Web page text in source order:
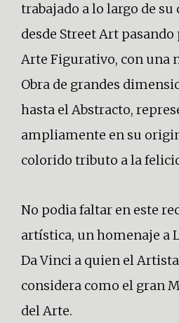
trabajado a lo largo de su
desde Street Art pasando
Arte Figurativo, con una
Obra de grandes
hasta el Abstracto,
ampliamente en su
colorido tributo a la
No podia faltar en este
artística, un homenaje a
Da Vinci a quien el
considera como el gran
del Arte.